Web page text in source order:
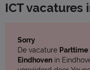
ICT vacatures
Sorry
De vacature
Eindhoven in